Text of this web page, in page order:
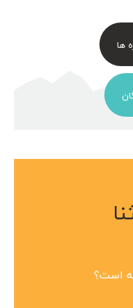
ها
است؟